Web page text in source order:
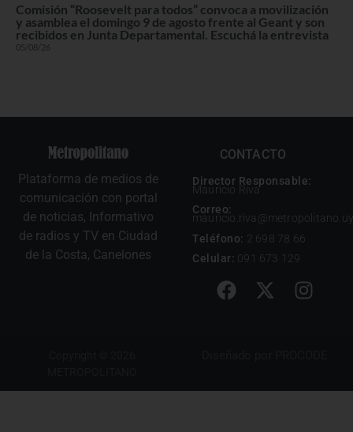
Comisión “Roosevelt para todos” convoca a movilización
y asamblea el domingo 9 de agosto frente al Geant y son
recibidos en Junta Departamental. Escuchá la entrevista
05/08/26
Plataforma de medios de
comunicación con portal
de noticias, Informativo
de radios y TV en Ciudad
de la Costa, Canelones
CONTACTO
Director Responsable:
Mauricio Riva
Correo:
mauricio.riva@metropolitano.uy
Teléfono: 2 698 78 66
Celular: 091 673 129